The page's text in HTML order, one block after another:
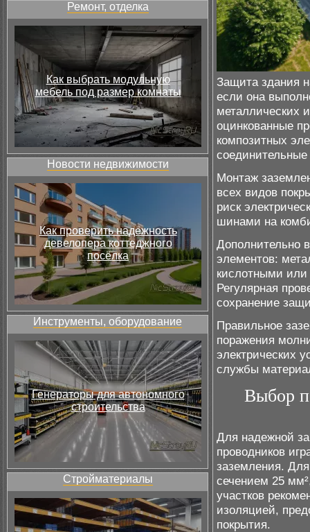
Ремонт, отделка
Как выбрать модульную
мебель под размер комнаты
Новости недвижимости
Как проверить надёжность
девелопера коттеджного
посёлка
Инструменты, оборудование
Генераторы для автономного
строительства
Стройматериалы
Защита здания
если она
металлических
оцинкованные
композитных
Монтаж
всех видов
риск
шинами на
Дополнительно
элементов:
кислотными или
Регулярная
сохранение
Правильное
поражения
электрических
службы
Выбор
Для надежной
проводников
заземления.
сечением 25
участков
изоляцией,
покрытия.